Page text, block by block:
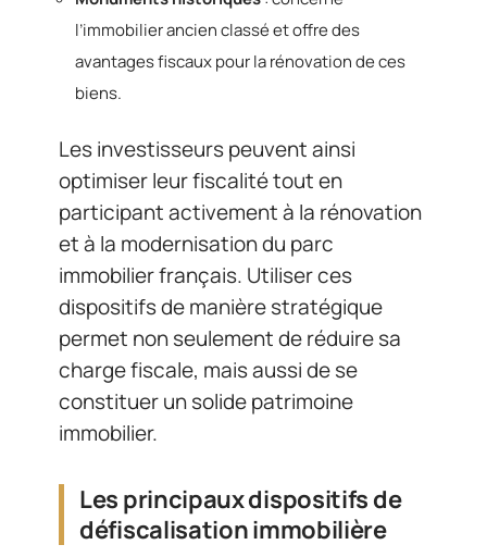
l’immobilier ancien classé et offre des
avantages fiscaux pour la rénovation de ces
biens.
Les investisseurs peuvent ainsi
optimiser leur fiscalité tout en
participant activement à la rénovation
et à la modernisation du parc
immobilier français. Utiliser ces
dispositifs de manière stratégique
permet non seulement de réduire sa
charge fiscale, mais aussi de se
constituer un solide patrimoine
immobilier.
Les principaux dispositifs de
défiscalisation immobilière